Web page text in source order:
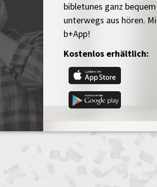
bibletunes ganz
unterwegs aus hören.
b+App!
Kostenlos erhältlich: